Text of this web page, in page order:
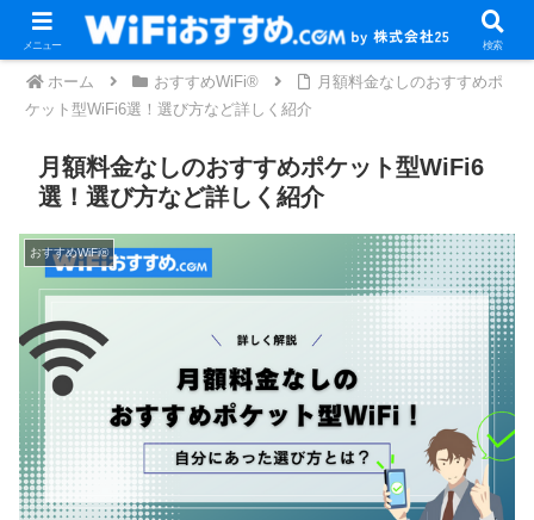
ホーム おすすめWiFi®
月額料金なしのおすすめポ
ケット型WiFi6選！選び方など詳しく紹介
月額料金なしのおすすめポケット型WiFi6
選！選び方など詳しく紹介
おすすめWiFi®
メニュー 検索